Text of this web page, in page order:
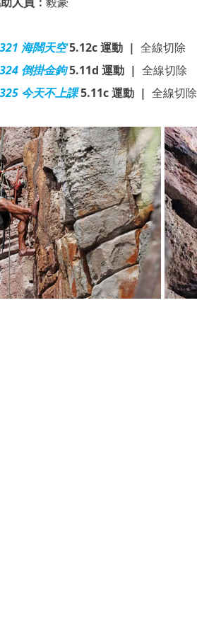
海闊天空5.12c 運動  | 全線切除
倒掛金鉤5.11d 運動  | 全線切除
今天不上課5.11c 運動  | 全線切除